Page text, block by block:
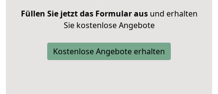
Füllen Sie jetzt das Formular ausund erhalten
Sie kostenlose Angebote
Kostenlose Angebote erhalten